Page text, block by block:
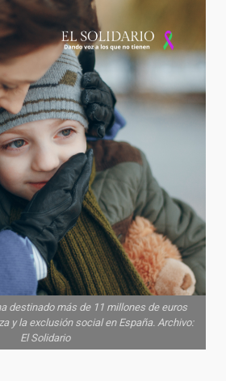
destinado más de 11 millones de euros
y la exclusión social en España. Archivo:
El Solidario